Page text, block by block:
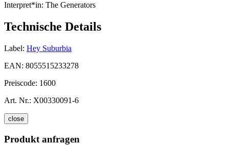
Interpret*in: The Generators
Technische Details
Label: Hey Suburbia
EAN: 8055515233278
Preiscode: 1600
Art. Nr.: X00330091-6
close
Produkt anfragen